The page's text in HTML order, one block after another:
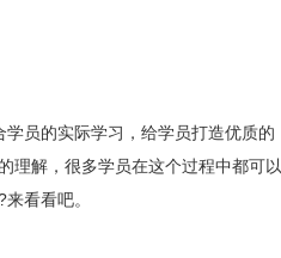
员的实际学习，给学员打造优质的
理解，很多学员在这个过程中都可以
看看吧。